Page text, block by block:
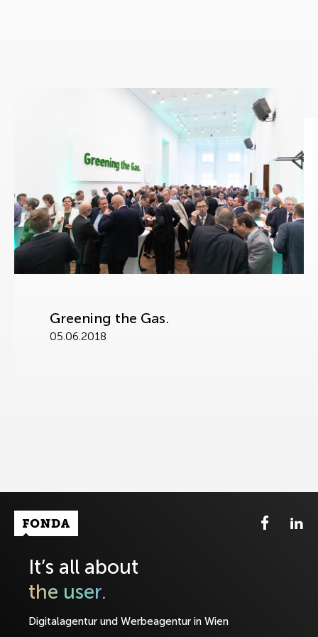
Greening the Gas.
05.06.2018
Fonda Logo
It’s all about
the user.
Digitalagentur und Werbeagentur in Wien